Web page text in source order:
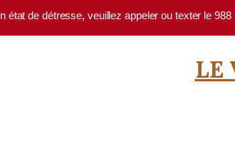
état de détresse, veuillez appeler ou texter le
LE